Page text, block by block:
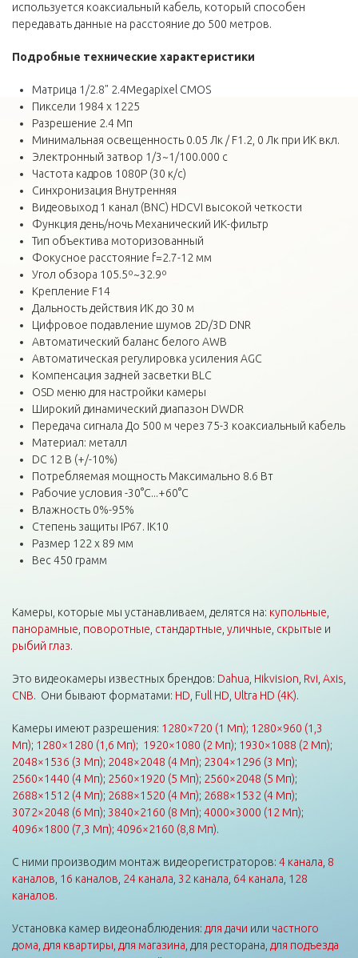
используется коаксиальный кабель, который способен
передавать данные на расстояние до 500 метров.
Подробные технические характеристики
Матрица 1/2.8" 2.4Megapixel CMOS
Пиксели 1984 x 1225
Разрешение 2.4 Мп
Минимальная освещенность 0.05 Лк / F1.2, 0 Лк при ИК вкл.
Электронный затвор 1/3~1/100.000 с
Частота кадров 1080P (30 к/с)
Синхронизация Внутренняя
Видеовыход 1 канал (BNC) HDCVI высокой четкости
Функция день/ночь Механический ИК-фильтр
Тип объектива моторизованный
Фокусное расстояние f=2.7-12 мм
Угол обзора 105.5º~32.9º
Крепление F14
Дальность действия ИК до 30 м
Цифровое подавление шумов 2D/3D DNR
Автоматический баланс белого AWB
Автоматическая регулировка усиления AGC
Компенсация задней засветки BLC
OSD меню для настройки камеры
Широкий динамический диапазон DWDR
Передача сигнала До 500 м через 75-3 коаксиальный кабель
Материал: металл
DC 12 В (+/-10%)
Потребляемая мощность Максимально 8.6 Вт
Рабочие условия -30°C...+60°C
Влажность 0%-95%
Степень защиты IP67. IK10
Размер 122 х 89 мм
Вес 450 грамм
Камеры, которые мы устанавливаем, делятся на: купольные
панорамные поворотные стандартные уличные скрытые и
рыбий глаз.
Это видеокамеры известных брендов: Dahua Hikvision Rvi Axis
CNB. Они бывают форматами: HD Full HD Ultra HD (4K).
Камеры имеют разрешения: 1280×720 (1 Мп); 1280×960 (1,3
Мп); 1280×1280 (1,6 Мп); 1920×1080 (2 Мп); 1930×1088 (2 Мп);
2048×1536 (3 Мп); 2048×2048 (4 Мп); 2304×1296 (3 Мп);
2560×1440 (4 Мп); 2560×1920 (5 Мп); 2560×2048 (5 Мп);
2688×1512 (4 Мп); 2688×1520 (4 Мп); 2688×1532 (4 Мп);
3072×2048 (6 Мп); 3840×2160 (8 Мп); 4000×3000 (12 Мп);
4096×1800 (7,3 Мп); 4096×2160 (8,8 Мп).
С ними производим монтаж видеорегистраторов: 4 канала 8
каналов 16 каналов 24 канала 32 канала 64 канала 128
каналов.
Установка камер видеонаблюдения: для дачи или частного
дома для квартиры для магазина , для ресторана, для подъезда